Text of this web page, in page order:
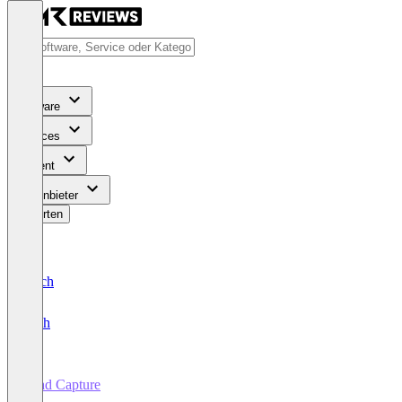
Software
Services
Content
Für Anbieter
Bewerten
Deutsch
English
Lead Capture